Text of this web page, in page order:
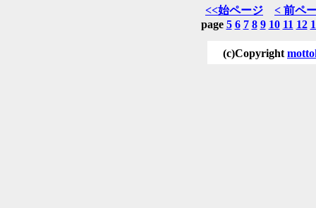
<<始ページ
< 前ペ
page 5 6 7 8 9 10 11 12
(c)Copyright